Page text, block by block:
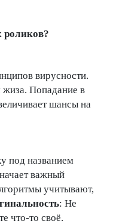
роликов?
вирусности.
Попадание в
шансы на
под названием
важный
учитывают,
: Не
что-то своё.